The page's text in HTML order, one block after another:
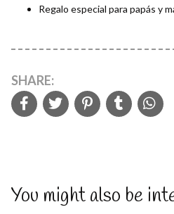
Regalo especial para papás y
SHARE:
You might also be